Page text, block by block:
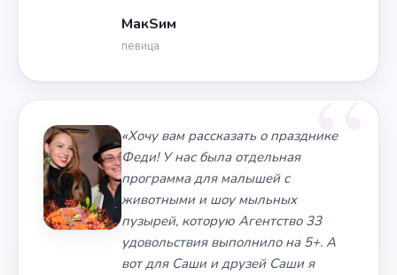
МакSим
певица
«Хочу вам рассказать о празднике
Феди! У нас была отдельная
программа для малышей с
животными и шоу мыльных
пузырей, которую Агентство 33
удовольствия выполнило на 5+. А
вот для Саши и друзей Саши я